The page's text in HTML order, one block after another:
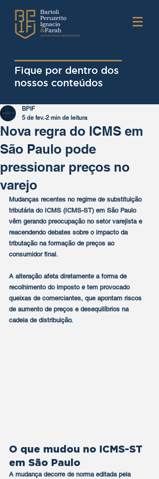
Fique por dentro dos
nossos conteúdos
Nova regra do ICMS em
São Paulo pode
pressionar preços no
varejo
BPIF
5 de fev. 2 min de leitura
Mudanças recentes no regime de substituição
tributária do ICMS (ICMS-ST) em São Paulo
vêm gerando preocupação no setor varejista e
reacendendo debates sobre o impacto da
tributação na formação de preços ao
consumidor final.
A alteração afeta diretamente a forma de
recolhimento do imposto e tem provocado
queixas de comerciantes, que apontam riscos
de aumento de preços e desequilíbrios na
cadeia de distribuição.
O que mudou no ICMS-ST
em São Paulo
A mudança decorre de norma editada pela